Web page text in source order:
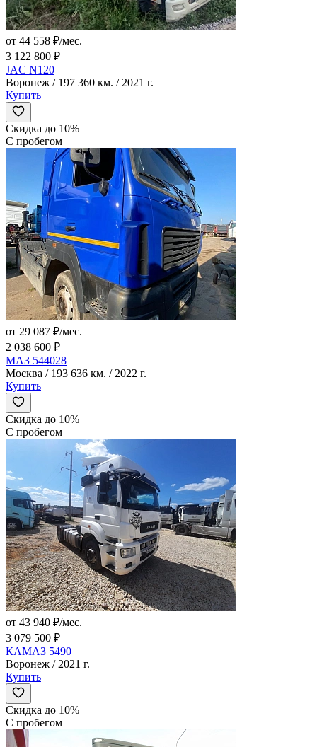
от 44 558 ₽/мес.
3 122 800 ₽
JAC N120
Воронеж / 197 360 км. / 2021 г.
Купить
Скидка до 10%
С пробегом
от 29 087 ₽/мес.
2 038 600 ₽
МАЗ 544028
Москва / 193 636 км. / 2022 г.
Купить
Скидка до 10%
С пробегом
от 43 940 ₽/мес.
3 079 500 ₽
КАМАЗ 5490
Воронеж / 2021 г.
Купить
Скидка до 10%
С пробегом